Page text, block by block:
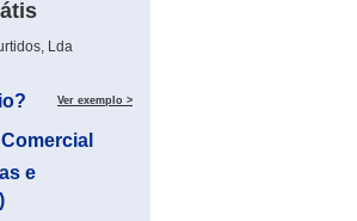
Lda
Ver exemplo >
e